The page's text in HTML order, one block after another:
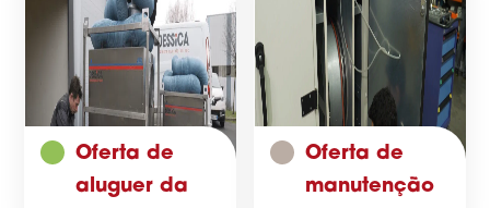
Oferta de
aluguer da
Oferta de
manutenção